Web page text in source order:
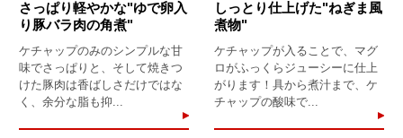
さっぱり軽やかな"ゆで卵入
り豚バラ肉の角煮"
ケチャップのみのシンプルな甘
味でさっぱりと、そして焼きつ
けた豚肉は香ばしさだけではな
く、余分な脂も抑...
しっとり仕上げた"ねぎま風
煮物"
ケチャップが入ることで、マグ
ロがふっくらジューシーに仕上
がります！具から煮汁まで、ケ
チャップの酸味で...